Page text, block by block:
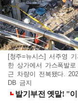
[청주=뉴시스] 서주영
한 상가에서 가스폭발
근 차량이 전복됐다.
DB 금지